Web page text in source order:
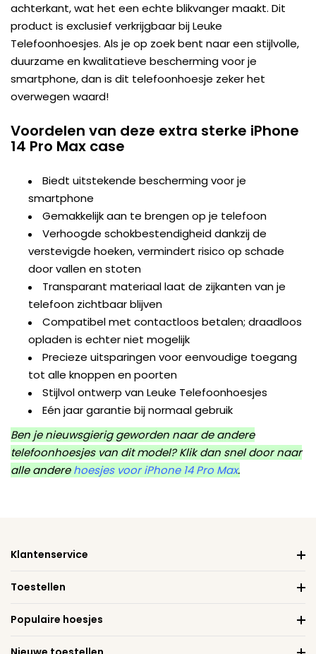
achterkant, wat het een echte blikvanger maakt. Dit
product is exclusief verkrijgbaar bij Leuke
Telefoonhoesjes. Als je op zoek bent naar een stijlvolle,
duurzame en kwalitatieve bescherming voor je
smartphone, dan is dit telefoonhoesje zeker het
overwegen waard!
Voordelen van deze extra sterke iPhone
14 Pro Max case
Biedt uitstekende bescherming voor je
smartphone
Gemakkelijk aan te brengen op je telefoon
Verhoogde schokbestendigheid dankzij de
verstevigde hoeken, vermindert risico op schade
door vallen en stoten
Transparant materiaal laat de zijkanten van je
telefoon zichtbaar blijven
Compatibel met contactloos betalen; draadloos
opladen is echter niet mogelijk
Precieze uitsparingen voor eenvoudige toegang
tot alle knoppen en poorten
Stijlvol ontwerp van Leuke Telefoonhoesjes
Eén jaar garantie bij normaal gebruik
Ben je nieuwsgierig geworden naar de andere
telefoonhoesjes van dit model? Klik dan snel door naar
alle anderehoesjes voor iPhone 14 Pro Max.
Klantenservice
Toestellen
Populaire hoesjes